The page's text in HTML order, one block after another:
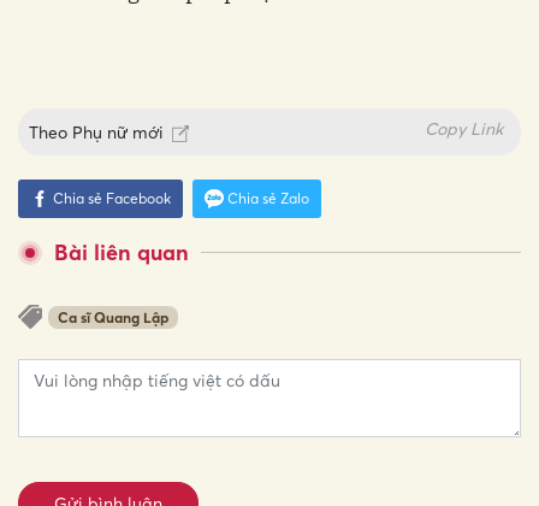
Theo Phụ nữ mới Copy Link
Chia sẻ Facebook Chia sẻ Zalo
Bài liên quan
Ca sĩ Quang Lập